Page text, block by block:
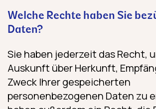
Welche Rechte haben Sie
Daten?
Sie haben jederzeit das Recht,
Auskunft über Herkunft,
Zweck Ihrer gespeicherten
personenbezogenen Daten zu